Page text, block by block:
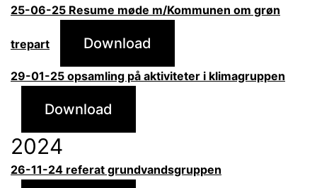
25-06-25 Resume møde m/Kommunen om grøn
trepart Download
29-01-25 opsamling på aktiviteter i klimagruppen
Download
2024
26-11-24 referat grundvandsgruppen